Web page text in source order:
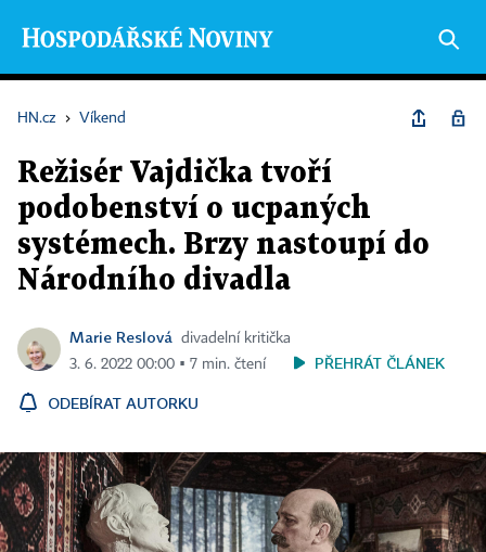
HN.cz › Víkend
Režisér Vajdička tvoří
podobenství o ucpaných
systémech. Brzy nastoupí do
Národního divadla
Marie Reslová
divadelní kritička
3. 6. 2022 00:00 ▪ 7 min. čtení
PŘEHRÁT ČLÁNEK
ODEBÍRAT AUTORKU